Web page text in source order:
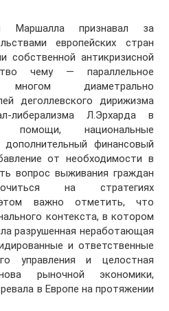
Маршалла признавал за
европейских стран
собственной антикризисной
чему — параллельное
диаметрально
деголлевского дирижизма
Л.Эрхарда в
помощи, национальные
дополнительный финансовый
от необходимости в
вопрос выживания граждан
на стратегиях
важно отметить, что
контекста, в котором
разрушенная неработающая
и ответственные
управления и целостная
рыночной экономики,
в Европе на протяжении